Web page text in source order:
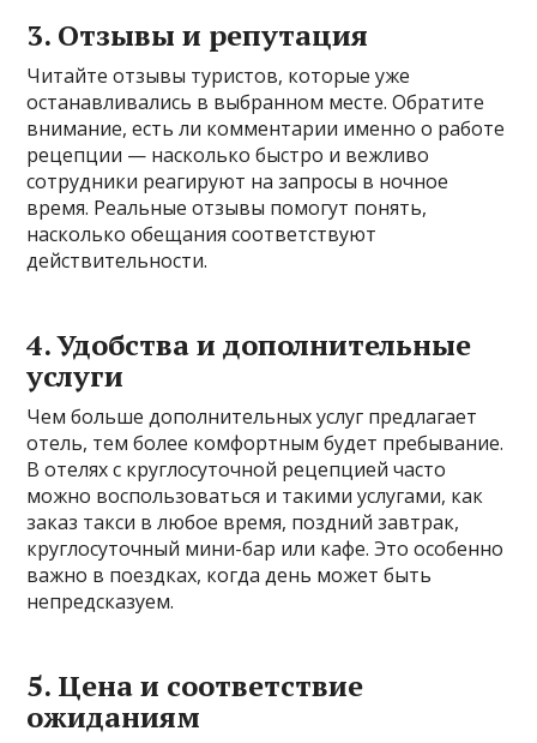
3. Отзывы и репутация
Читайте отзывы туристов, которые уже
останавливались в выбранном месте. Обратите
внимание, есть ли комментарии именно о работе
рецепции — насколько быстро и вежливо
сотрудники реагируют на запросы в ночное
время. Реальные отзывы помогут понять,
насколько обещания соответствуют
действительности.
4. Удобства и дополнительные
услуги
Чем больше дополнительных услуг предлагает
отель, тем более комфортным будет пребывание.
В отелях с круглосуточной рецепцией часто
можно воспользоваться и такими услугами, как
заказ такси в любое время, поздний завтрак,
круглосуточный мини-бар или кафе. Это особенно
важно в поездках, когда день может быть
непредсказуем.
5. Цена и соответствие
ожиданиям